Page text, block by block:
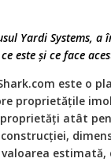
Yardi Systems,
este și ce face
este o
proprietățile
atât